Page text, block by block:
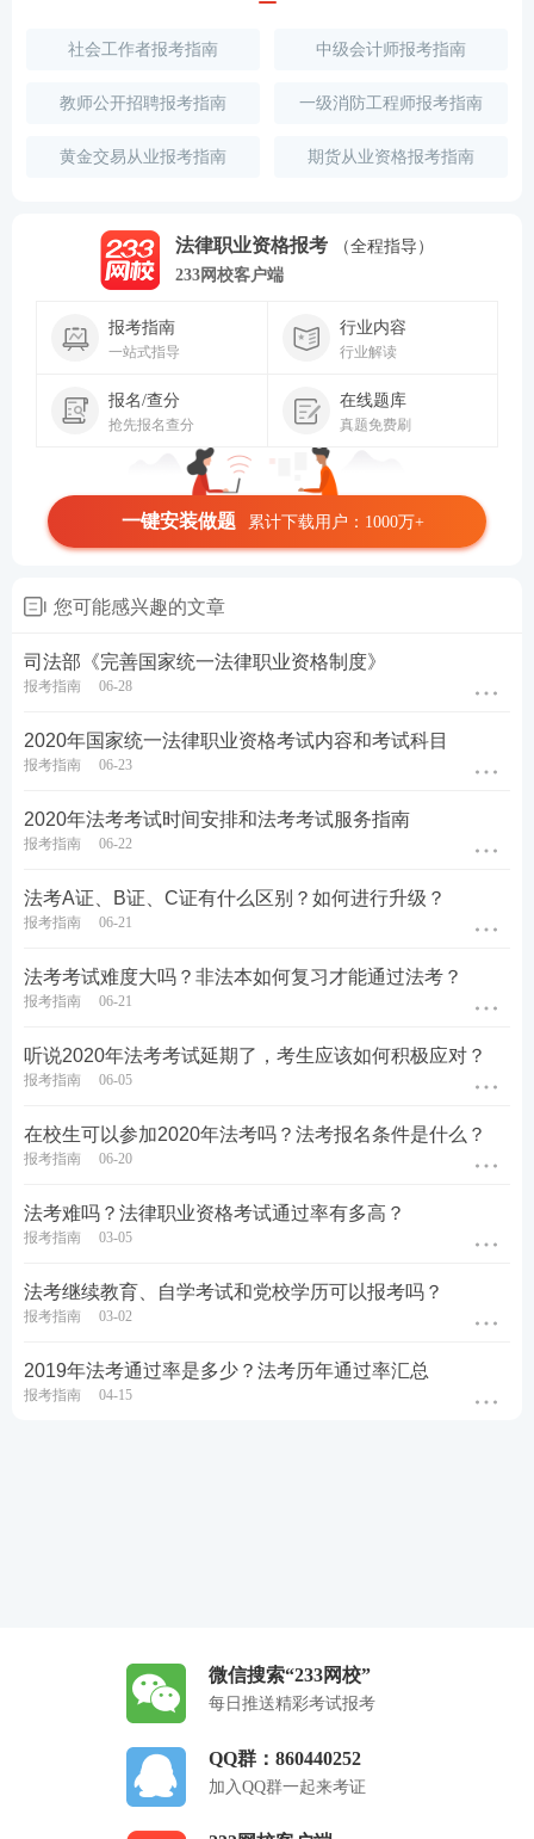
社会工作者报考指南 中级会计师报考指南
教师公开招聘报考指南 一级消防工程师报考指南
黄金交易从业报考指南 期货从业资格报考指南
法律职业资格报考
（全程指导）
233网校客户端
报考指南
一站式指导
行业内容
行业解读
报名/查分
抢先报名查分
在线题库
真题免费刷
一键安装做题 累计下载用户：1000万+
您可能感兴趣的文章
司法部《完善国家统一法律职业资格制度》
报考指南 06-28
2020年国家统一法律职业资格考试内容和考试科目
报考指南 06-23
2020年法考考试时间安排和法考考试服务指南
报考指南 06-22
法考A证、B证、C证有什么区别？如何进行升级？
报考指南 06-21
法考考试难度大吗？非法本如何复习才能通过法考？
报考指南 06-21
听说2020年法考考试延期了，考生应该如何积极应对？
报考指南 06-05
在校生可以参加2020年法考吗？法考报名条件是什么？
报考指南 06-20
法考难吗？法律职业资格考试通过率有多高？
报考指南 03-05
法考继续教育、自学考试和党校学历可以报考吗？
报考指南 03-02
2019年法考通过率是多少？法考历年通过率汇总
报考指南 04-15
微信搜索“233网校”
每日推送精彩考试报考
QQ群：860440252
加入QQ群一起来考证